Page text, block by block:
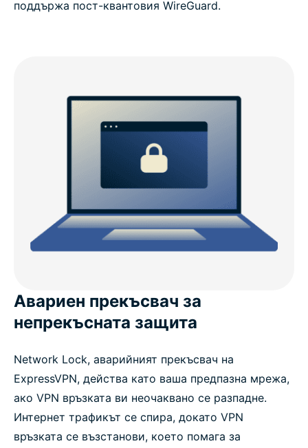
поддържа пост-квантовия WireGuard.
Авариен прекъсвач за
непрекъсната защита
Network Lock, аварийният прекъсвач на
ExpressVPN, действа като ваша предпазна мрежа,
ако VPN връзката ви неочаквано се разпадне.
Интернет трафикът се спира, докато VPN
връзката се възстанови, което помага за